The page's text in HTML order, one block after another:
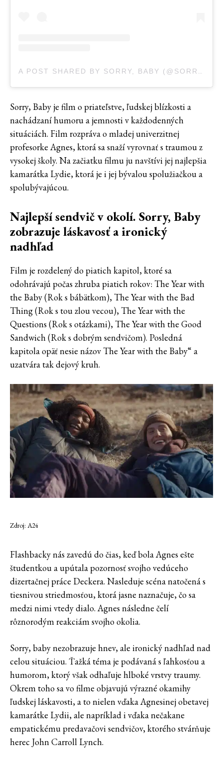
A POST SHARED BY SORRY, BABY (@SORRYBABYMOVIE)
Sorry, Baby je film o priateľstve, ľudskej blízkosti a
nachádzaní humoru a jemnosti v každodenných
situáciách. Film rozpráva o mladej univerzitnej
profesorke Agnes, ktorá sa snaží vyrovnať s traumou z
vysokej školy. Na začiatku filmu ju navštívi jej najlepšia
kamarátka Lydie, ktorá je i jej bývalou spolužiačkou a
spolubývajúcou.
Najlepší sendvič v okolí. Sorry, Baby
zobrazuje láskavosť a ironický
nadhľad
Film je rozdelený do piatich kapitol, ktoré sa
odohrávajú počas zhruba piatich rokov: The Year with
the Baby (Rok s bábätkom), The Year with the Bad
Thing (Rok s tou zlou vecou), The Year with the
Questions (Rok s otázkami), The Year with the Good
Sandwich (Rok s dobrým sendvičom). Posledná
kapitola opäť nesie názov The Year with the Baby“ a
uzatvára tak dejový kruh.
Zdroj: A24
Flashbacky nás zavedú do čias, keď bola Agnes ešte
študentkou a upútala pozornosť svojho vedúceho
dizertačnej práce Deckera. Nasleduje scéna natočená s
tiesnivou striedmosťou, ktorá jasne naznačuje, čo sa
medzi nimi vtedy dialo. Agnes následne čelí
rôznorodým reakciám svojho okolia.
Sorry, baby nezobrazuje hnev, ale ironický nadhľad nad
celou situáciou. Ťažká téma je podávaná s ľahkosťou a
humorom, ktorý však odhaľuje hlboké vrstvy traumy.
Okrem toho sa vo filme objavujú výrazné okamihy
ľudskej láskavosti, a to nielen vďaka Agnesinej obetavej
kamarátke Lydii, ale napríklad i vďaka nečakane
empatickému predavačovi sendvičov, ktorého stvárňuje
herec John Carroll Lynch.